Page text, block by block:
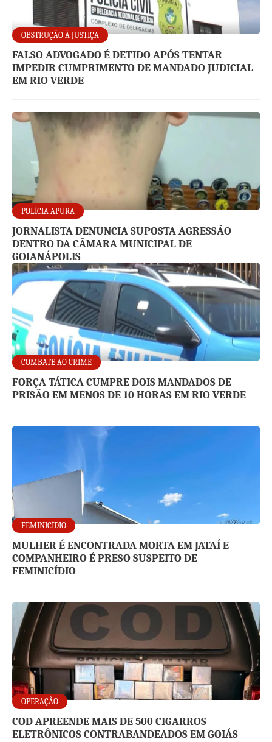
OBSTRUÇÃO À JUSTIÇA
FALSO ADVOGADO É DETIDO APÓS TENTAR
IMPEDIR CUMPRIMENTO DE MANDADO JUDICIAL
EM RIO VERDE
POLÍCIA APURA
JORNALISTA DENUNCIA SUPOSTA AGRESSÃO
DENTRO DA CÂMARA MUNICIPAL DE
GOIANÁPOLIS
COMBATE AO CRIME
FORÇA TÁTICA CUMPRE DOIS MANDADOS DE
PRISÃO EM MENOS DE 10 HORAS EM RIO VERDE
FEMINICÍDIO
MULHER É ENCONTRADA MORTA EM JATAÍ E
COMPANHEIRO É PRESO SUSPEITO DE
FEMINICÍDIO
OPERAÇÃO
COD APREENDE MAIS DE 500 CIGARROS
ELETRÔNICOS CONTRABANDEADOS EM GOIÁS